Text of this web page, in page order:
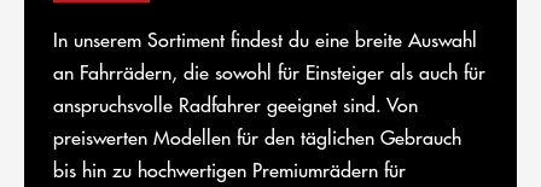
In unserem Sortiment findest du eine breite Auswahl
an Fahrrädern, die sowohl für Einsteiger als auch für
anspruchsvolle Radfahrer geeignet sind. Von
preiswerten Modellen für den täglichen Gebrauch
bis hin zu hochwertigen Premiumrädern für